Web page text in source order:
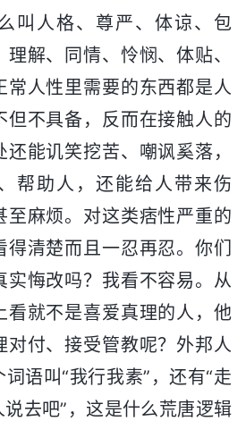
叫人格、尊严、体谅、包
解、同情、怜悯、体贴、
常人性里需要的东西都是人
但不具备，反而在接触人的
能讥笑挖苦、嘲讽奚落，
帮助人，还能给人带来伤
至麻烦。对这类痞性严重的
得清楚而且一忍再忍。你们
实悔改吗？我看不容易。从
看就不是喜爱真理的人，他
对付、接受管教呢？外邦人
语叫“我行我素”，还有“走
去吧”，这是什么荒唐逻辑